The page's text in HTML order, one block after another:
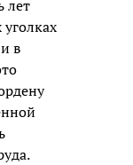
лет
в